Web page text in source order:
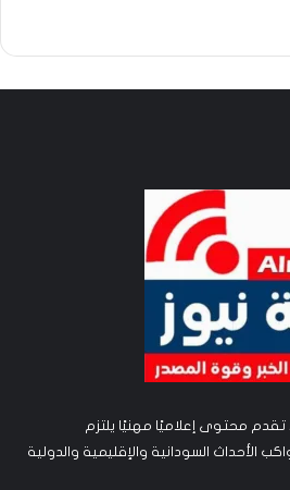
تقدم محتوى إعلاميًا مهنيًا يلتزم
الأحداث السودانية والإقليمية والدولية